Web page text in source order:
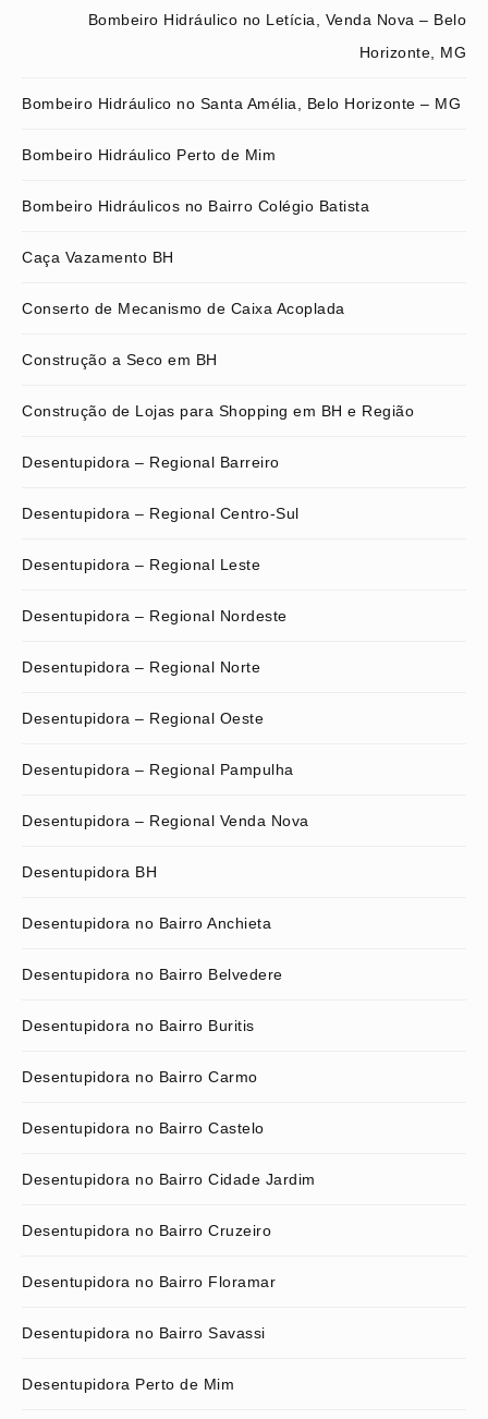
Bombeiro Hidráulico no Letícia, Venda Nova – Belo
Horizonte, MG
Bombeiro Hidráulico no Santa Amélia, Belo Horizonte – MG
Bombeiro Hidráulico Perto de Mim
Bombeiro Hidráulicos no Bairro Colégio Batista
Caça Vazamento BH
Conserto de Mecanismo de Caixa Acoplada
Construção a Seco em BH
Construção de Lojas para Shopping em BH e Região
Desentupidora – Regional Barreiro
Desentupidora – Regional Centro-Sul
Desentupidora – Regional Leste
Desentupidora – Regional Nordeste
Desentupidora – Regional Norte
Desentupidora – Regional Oeste
Desentupidora – Regional Pampulha
Desentupidora – Regional Venda Nova
Desentupidora BH
Desentupidora no Bairro Anchieta
Desentupidora no Bairro Belvedere
Desentupidora no Bairro Buritis
Desentupidora no Bairro Carmo
Desentupidora no Bairro Castelo
Desentupidora no Bairro Cidade Jardim
Desentupidora no Bairro Cruzeiro
Desentupidora no Bairro Floramar
Desentupidora no Bairro Savassi
Desentupidora Perto de Mim